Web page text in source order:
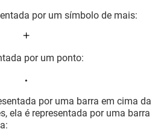
por um símbolo de mais:
por um ponto:
por uma barra em cima da
ela é representada por uma barra